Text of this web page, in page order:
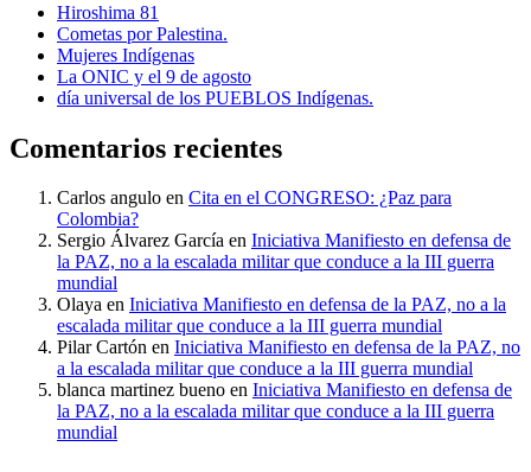
Hiroshima 81
Cometas por Palestina.
Mujeres Indígenas
La ONIC y el 9 de agosto
día universal de los PUEBLOS Indígenas.
Comentarios recientes
Carlos angulo en Cita en el CONGRESO: ¿Paz para
Colombia?
Sergio Álvarez García en Iniciativa Manifiesto en defensa de
la PAZ, no a la escalada militar que conduce a la III guerra
mundial
Olaya en Iniciativa Manifiesto en defensa de la PAZ, no a la
escalada militar que conduce a la III guerra mundial
Pilar Cartón en Iniciativa Manifiesto en defensa de la PAZ, no
a la escalada militar que conduce a la III guerra mundial
blanca martinez bueno en Iniciativa Manifiesto en defensa de
la PAZ, no a la escalada militar que conduce a la III guerra
mundial